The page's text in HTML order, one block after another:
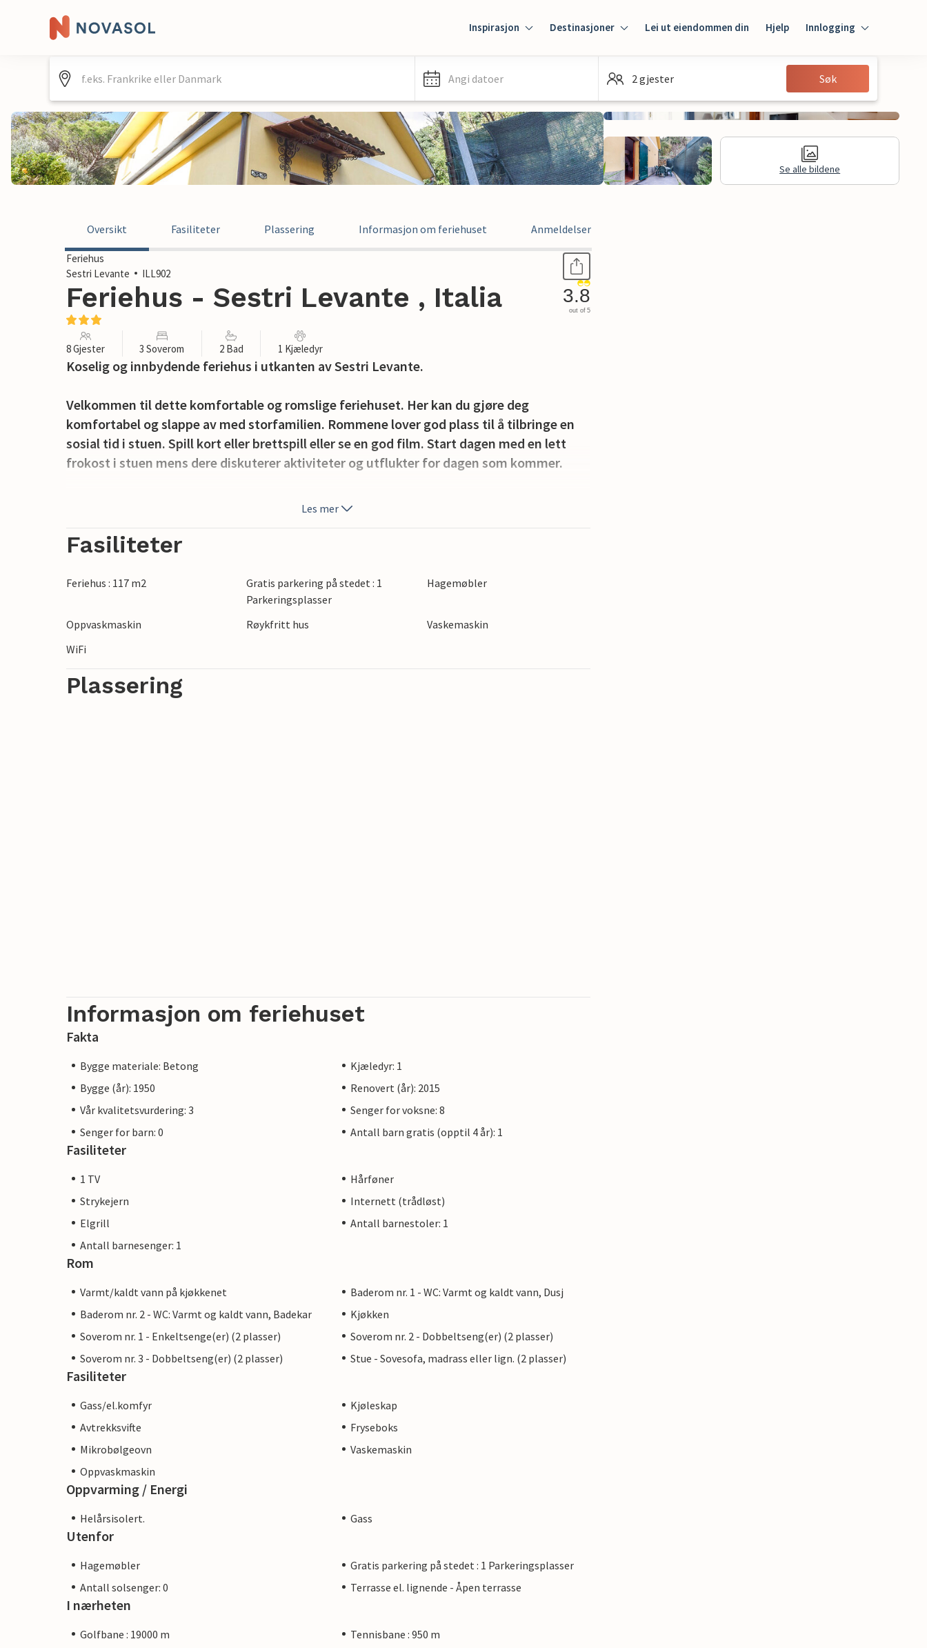
Inspirasjon Destinasjoner Lei ut eiendommen din Hjelp Innlogging
Innlogging
Gjest
Angi datoer 2 gjester Søk
Se alle bildene
Oversikt Fasiliteter Plassering Informasjon om feriehuset Anmeldelser
Feriehus
Sestri Levante
ILL902
Feriehus - Sestri Levante , Italia 3.8
out of 5
8 Gjester 3 Soverom 2 Bad 1 Kjæledyr
Koselig og innbydende feriehus i utkanten av Sestri Levante.
Velkommen til dette komfortable og romslige feriehuset. Her kan du gjøre deg
komfortabel og slappe av med storfamilien. Rommene lover god plass til å tilbringe en
sosial tid i stuen. Spill kort eller brettspill eller se en god film. Start dagen med en lett
frokost i stuen mens dere diskuterer aktiviteter og utflukter for dagen som kommer.
Gå de få meterne til rullesteinstranden og nyt den vakre utsikten over strandpanoramaet
populære stranden og bare slapp av.
på byen og den vakre kysten fra åsene. Du kan planlegge dagsturer til for eksempel
Portofino og Genova og dra nytte av det varierte kulturelle og gastronomiske tilbudet.
Gled deg til en uforglemmelig ferie i Bella Italia!
Les mer
Fasiliteter
Feriehus : 117 m2
Gratis parkering på stedet : 1
Parkeringsplasser
Hagemøbler
Oppvaskmaskin Røykfritt hus
Vaskemaskin
WiFi
Plassering
Informasjon om feriehuset
Fakta
Bygge materiale: Betong
Kjæledyr: 1
Bygge (år): 1950
Renovert (år): 2015
Vår kvalitetsvurdering: 3
Senger for voksne: 8
Senger for barn: 0
Antall barn gratis (opptil 4 år): 1
Fasiliteter
1 TV
Hårføner
Strykejern
Internett (trådløst)
Elgrill
Antall barnestoler: 1
Antall barnesenger: 1
Rom
Varmt/kaldt vann på kjøkkenet
Baderom nr. 1 - WC: Varmt og kaldt vann, Dusj
Baderom nr. 2 - WC: Varmt og kaldt vann, Badekar
Kjøkken
Soverom nr. 1 - Enkeltsenge(er) (2 plasser)
Soverom nr. 2 - Dobbeltseng(er) (2 plasser)
Soverom nr. 3 - Dobbeltseng(er) (2 plasser)
Stue - Sovesofa, madrass eller lign. (2 plasser)
Fasiliteter
Gass/el.komfyr
Kjøleskap
Avtrekksvifte
Fryseboks
Mikrobølgeovn
Vaskemaskin
Oppvaskmaskin
Oppvarming / Energi
Helårsisolert. Gass
Utenfor
Hagemøbler
Gratis parkering på stedet : 1 Parkeringsplasser
Antall solsenger: 0
Terrasse el. lignende - Åpen terrasse
I nærheten
Golfbane : 19000 m
Tennisbane : 950 m